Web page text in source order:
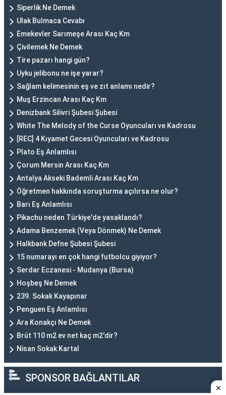
Siperlik Ne Demek
Ulak Bulmaca Cevabı
Emekevler Sarımeşe Arası Kaç Km
Çivilemek Ne Demek
Tire pazarı hangi gün?
Uyku jelibonu ne işe yarar?
Sağlam kelimesinin eş ve zıt anlamı nedir?
Muş Erzincan Arası Kaç Km
Denizbank Silivri Şubesi Şubesi
White The Melody of the Curse Oyuncuları ve Kadrosu
[REC] 4 Kıyamet Gecesi Oyuncuları ve Kadrosu
Plato Eş Anlamlısı
Çorum Mersin Arası Kaç Km
Antalya Akseki Bademli Arası Kaç Km
Öğretmen hakkında soruşturma açılırsa ne olur?
Barı Eş Anlamlısı
Pikachu neden Türkiye'de yasaklandı?
Adama Benzemek (Veya Dönmek) Ne Demek
Halkbank Defne Şubesi Şubesi
15 numarayı en çok hangi futbolcu giyiyor?
Serdar Eczanesi - Mudanya (Bursa)
Hoşbeş Ne Demek
239. Sokak Kayapınar
Penguen Eş Anlamlısı
Ara Konakçı Ne Demek
Brüt 110 m2 ev net kaç m2'dir?
Nisan Sokak Kartal
SPONSOR BAĞLANTILAR